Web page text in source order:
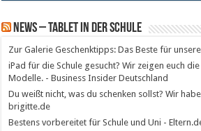
News – Tablet in der Schule
Zur Galerie Geschenktipps: Das Beste für
iPad für die Schule gesucht? Wir zeigen euch
Modelle. - Business Insider Deutschland
Du weißt nicht, was du schenken sollst? Wir
brigitte.de
Bestens vorbereitet für Schule und Uni -